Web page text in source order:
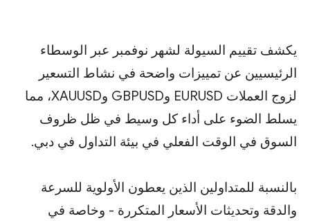
يكشف تقييم السيولة لشهر نوفمبر عبر الوسطاء
الرئيسيين عن تمييزات واضحة في نشاط التسعير
لزوج العملات EURUSD وGBPUSD وXAUUSD، مما
يسلط الضوء على أداء كل وسيط في ظل ظروف
السوق في الوقت الفعلي في بيئة التداول في دبي.
بالنسبة للمتداولين الذين يعطون الأولوية للسرعة
والدقة وتحديثات الأسعار المتكررة - وخاصة في